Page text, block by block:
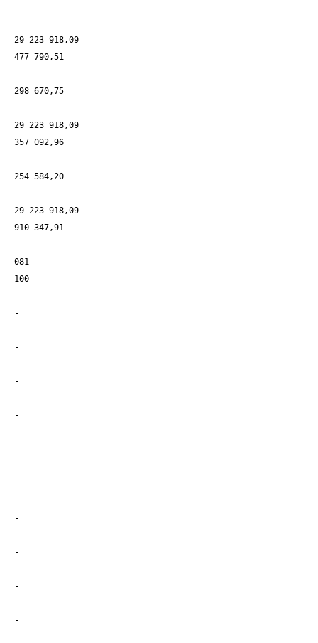
-
29 223 918,09
477 790,51
298 670,75
29 223 918,09
357 092,96
254 584,20
29 223 918,09
910 347,91
081
100
-
-
-
-
-
-
-
-
-
-